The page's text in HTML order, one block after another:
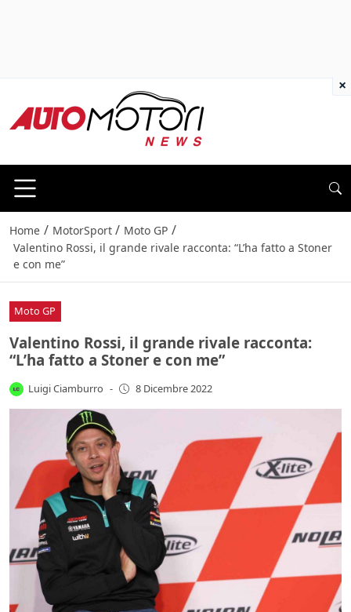
Home / MotorSport / Moto GP /
Valentino Rossi, il grande rivale racconta: “L’ha fatto a Stoner
e con me”
Moto GP
Valentino Rossi, il grande rivale racconta:
“L’ha fatto a Stoner e con me”
Luigi Ciamburro - 8 Dicembre 2022
×